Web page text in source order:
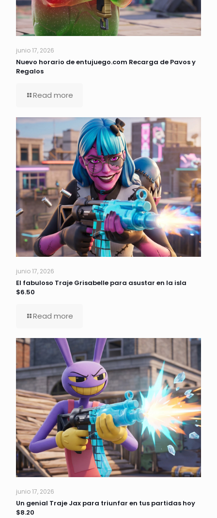
junio 17, 2026
Nuevo horario de entujuego.com Recarga de Pavos y
Regalos
Read more
junio 17, 2026
El fabuloso Traje Grisabelle para asustar en la isla
$6.50
Read more
junio 17, 2026
Un genial Traje Jax para triunfar en tus partidas hoy
$8.20